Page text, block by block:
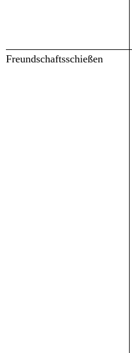
Freundschaftsschießen